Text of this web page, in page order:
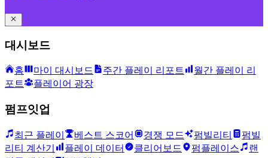
대시보드
홈 마이 대시보드 주간 플레이 리포트
월간 플레이 리
포트
플레이어 광장
펌프잇업
최근 플레이 베스트 스코어 경쟁 모드 펌빌리티
펌빌
리티 계산기
플레이 데이터 클리어보드 펌플레이스
랜